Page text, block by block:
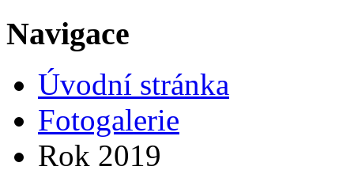
Navigace
Úvodní stránka
Fotogalerie
Rok 2019